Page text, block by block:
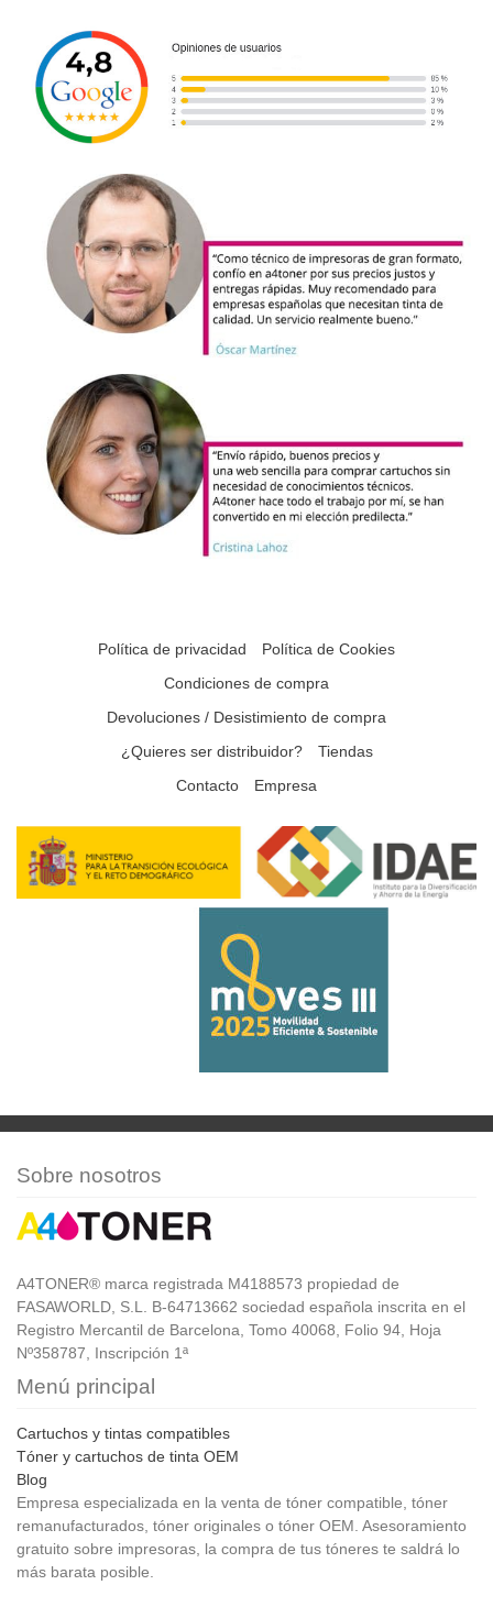
Política de privacidad
Política de Cookies
Condiciones de compra
Devoluciones / Desistimiento de compra
¿Quieres ser distribuidor?
Tiendas
Contacto
Empresa
Sobre nosotros
A4TONER® marca registrada M4188573 propiedad de
FASAWORLD, S.L. B-64713662 sociedad española inscrita en el
Registro Mercantil de Barcelona, Tomo 40068, Folio 94, Hoja
Nº358787, Inscripción 1ª
Menú principal
Cartuchos y tintas compatibles
Tóner y cartuchos de tinta OEM
Blog
Empresa especializada en la venta de tóner compatible, tóner
remanufacturados, tóner originales o tóner OEM. Asesoramiento
gratuito sobre impresoras, la compra de tus tóneres te saldrá lo
más barata posible.